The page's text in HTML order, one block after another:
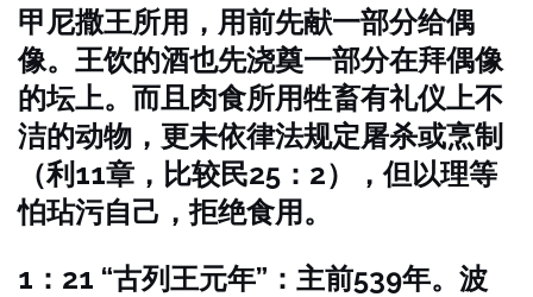
甲尼撒王所用，用前先献一部分给偶
像。王饮的酒也先浇奠一部分在拜偶像
的坛上。而且肉食所用牲畜有礼仪上不
洁的动物，更未依律法规定屠杀或烹制
（利11章，比较民25：2），但以理等
怕玷污自己，拒绝食用。
1：21 “古列王元年”：主前539年。波